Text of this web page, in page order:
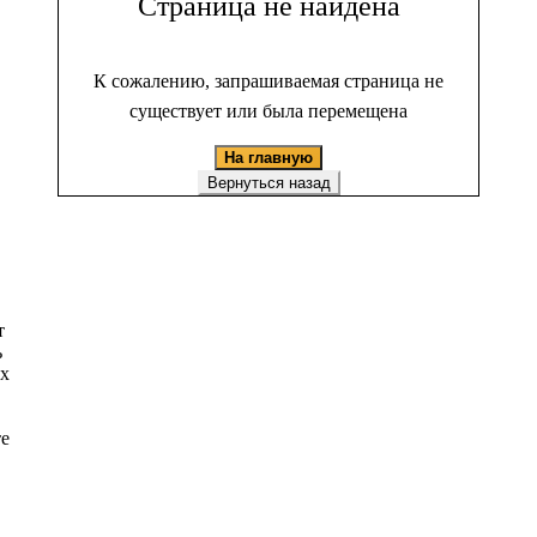
К сожалению, запрашиваемая страница не
существует или была перемещена
На главную
Вернуться назад